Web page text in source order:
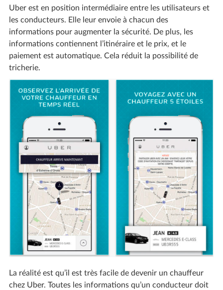
Uber est en position intermédiaire entre les utilisateurs et
les conducteurs. Elle leur envoie à chacun des
informations pour augmenter la sécurité. De plus, les
informations contiennent l’itinéraire et le prix, et le
paiement est automatique. Cela réduit la possibilité de
tricherie.
La réalité est qu’il est très facile de devenir un chauffeur
chez Uber. Toutes les informations qu’un conducteur doit